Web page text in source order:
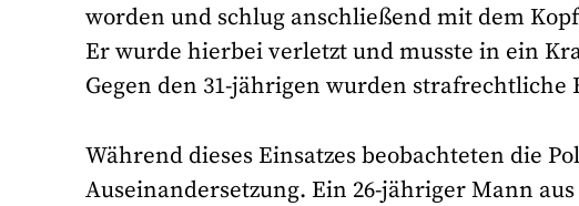
worden und schlug anschließend mit dem
Er wurde hierbei verletzt und musste in ein
Gegen den 31-jährigen wurden
Während dieses Einsatzes beobachteten die
Auseinandersetzung. Ein 26-jähriger Mann